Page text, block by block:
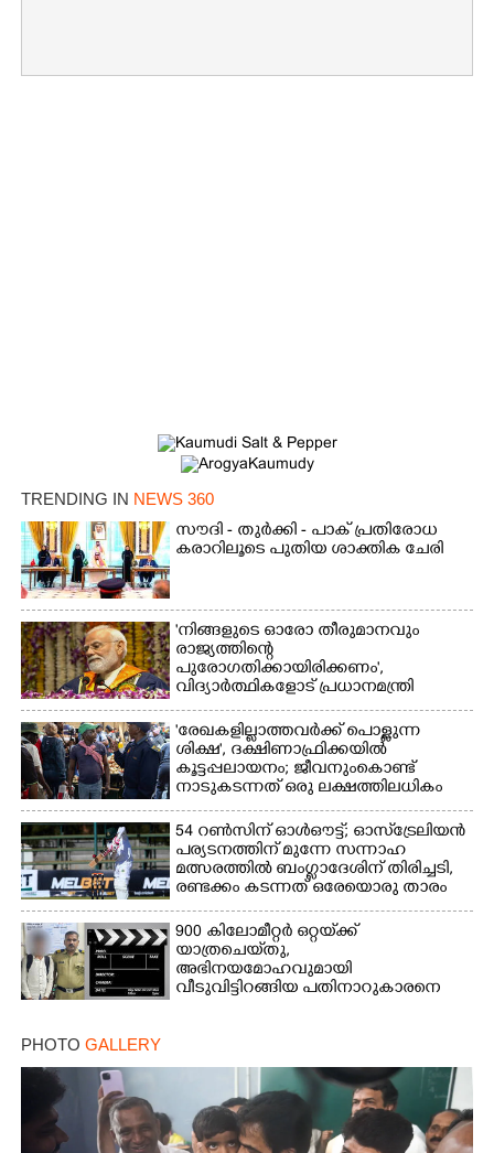
TRENDING IN NEWS 360
സൗദി - തുർക്കി - പാക് പ്രതിരോധ
കരാറിലൂടെ പുതിയ ശാക്തിക ചേരി
'നിങ്ങളുടെ ഓരോ തീരുമാനവും
രാജ്യത്തിന്റെ
പുരോഗതിക്കായിരിക്കണം',​
വിദ്യാർത്ഥികളോട് പ്രധാനമന്ത്രി
'രേഖകളില്ലാത്തവർക്ക് പൊള്ളുന്ന
ശിക്ഷ', ദക്ഷിണാഫ്രിക്കയിൽ
കൂട്ടപ്പലായനം; ജീവനുംകൊണ്ട്
നാടുകടന്നത് ഒരു ലക്ഷത്തിലധികം
പേർ
54 റൺസിന് ഓൾഔട്ട്; ഓസ്‌ട്രേലിയൻ
പര്യടനത്തിന് മുന്നേ സന്നാഹ
മത്സരത്തിൽ ബംഗ്ലാദേശിന് തിരിച്ചടി,
രണ്ടക്കം കടന്നത് ഒരേയൊരു താരം
900 കിലോമീറ്റർ ഒറ്റയ്‌ക്ക്
യാത്രചെ‌യ്‌തു,​
അഭിനയമോഹവുമായി
വീടുവിട്ടിറങ്ങിയ പതിനാറുകാരനെ
PHOTO GALLERY